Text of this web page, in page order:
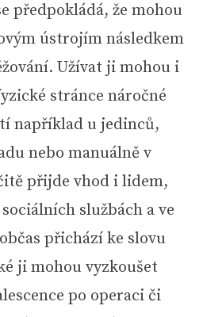
předpokládá, že mohou
ústrojím následkem
Užívat ji mohou i
stránce náročné
například u jedinců,
nebo manuálně v
přijde vhod i lidem,
službách a ve
přichází ke slovu
ji mohou vyzkoušet
po operaci či